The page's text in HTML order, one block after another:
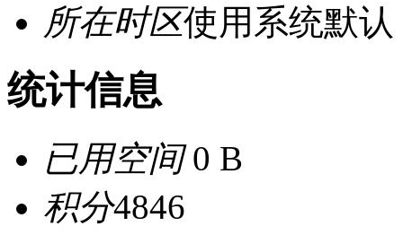
所在时区使用系统默认
统计信息
已用空间0 B
积分4846